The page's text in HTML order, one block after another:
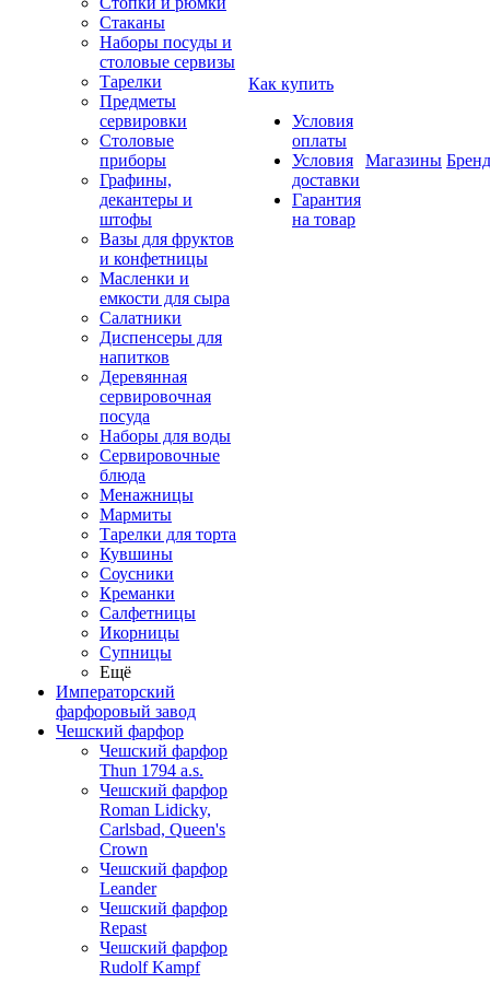
Стаканы
Наборы посуды и
столовые сервизы
Тарелки
Предметы
сервировки
Столовые
приборы
Графины,
декантеры и
штофы
Вазы для фруктов
и конфетницы
Масленки и
емкости для сыра
Салатники
Диспенсеры для
напитков
Деревянная
сервировочная
посуда
Наборы для воды
Сервировочные
блюда
Менажницы
Мармиты
Тарелки для торта
Кувшины
Соусники
Креманки
Салфетницы
Икорницы
Супницы
Ещё
Императорский
фарфоровый завод
Чешский фарфор
Чешский фарфор
Thun 1794 a.s.
Чешский фарфор
Roman Lidicky,
Carlsbad, Queen's
Crown
Чешский фарфор
Leander
Чешский фарфор
Repast
Чешский фарфор
Rudolf Kampf
Как купить
Условия
оплаты
Условия
доставки
Гарантия
на товар
Магазины